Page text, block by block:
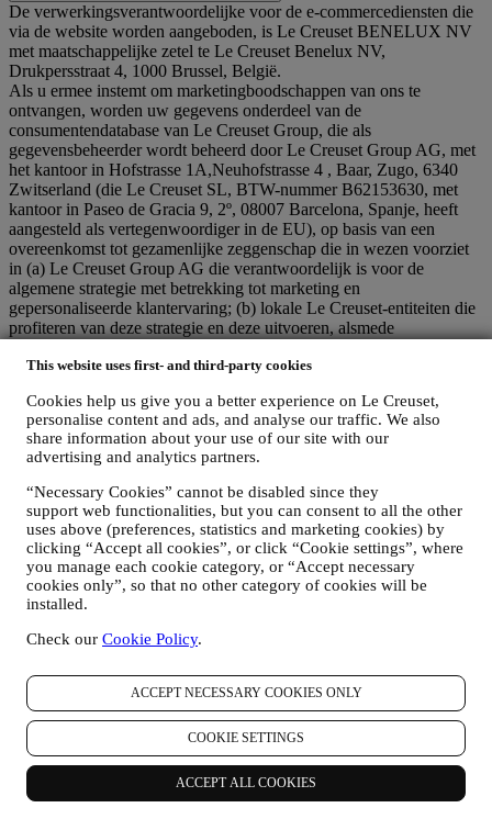
This website uses first- and third-party cookies
Cookies help us give you a better experience on Le Creuset,
personalise content and ads, and analyse our traffic. We also
share information about your use of our site with our
advertising and analytics partners.
“Necessary Cookies” cannot be disabled since they
support web functionalities, but you can consent to all the other
uses above (preferences, statistics and marketing cookies) by
clicking “Accept all cookies”, or click “Cookie settings”, where
you manage each cookie category, or “Accept necessary
cookies only”, so that no other category of cookies will be
installed.
Check our Cookie Policy.
ACCEPT NECESSARY COOKIES ONLY
COOKIE SETTINGS
ACCEPT ALL COOKIES
De verwerkingsverantwoordelijke voor de e-commercediensten die
via de website worden aangeboden, is Le Creuset BENELUX NV
met maatschappelijke zetel te Le Creuset Benelux NV,
Drukpersstraat 4, 1000 Brussel, België.
Als u ermee instemt om marketingboodschappen van ons te
ontvangen, worden uw gegevens onderdeel van de
consumentendatabase van Le Creuset Group, die als
gegevensbeheerder wordt beheerd door Le Creuset Group AG, met
het kantoor in Hofstrasse 1A,Neuhofstrasse 4 , Baar, Zugo, 6340
Zwitserland (die Le Creuset SL, BTW-nummer B62153630, met
kantoor in Paseo de Gracia 9, 2º, 08007 Barcelona, Spanje, heeft
aangesteld als vertegenwoordiger in de EU), op basis van een
overeenkomst tot gezamenlijke zeggenschap die in wezen voorziet
in (a) Le Creuset Group AG die verantwoordelijk is voor de
algemene strategie met betrekking tot marketing en
gepersonaliseerde klantervaring; (b) lokale Le Creuset-entiteiten die
profiteren van deze strategie en deze uitvoeren, alsmede
lokaal niveau (binnen een bepaald land); (c) beide gezamenlijk
rechten af te handelen.
3. WAAROM VERZAMELEN WIJ DEZE GEGEVENS?
Wij kunnen uw gegevens verwerken voor de volgende doeleinden:
VOOR ONZE WETTELIJKE VERPLICHTINGEN
Mogelijk moeten we bepaalde gegevens over u verwerken om
te voldoen aan onze wettelijke verplichtingen en andere
verplichtingen die voortvloeien uit instructies van de overheid.
OM EEN LE CREUSET-ACCOUNT AAN TE MAKEN
We zullen uw gegevens gebruiken om een Le Creuset-
account aan te maken die u toegang geeft tot een reeks
genieten van onze diensten, zoals sneller afrekenen, meerdere
Elke verwerkingsactiviteit is vereist om ons in staat te stellen
deze diensten aan u als Le Creuset-accounthouder te leveren.
OM UW BESTELLINGEN TE BEHEREN EN OM ONZE
PRODUCTEN, DIENSTEN EN ASSISTENTIE AAN U
TE LEVEREN
Wij zullen uw gegevens gebruiken om onze contractuele
relatie met u, uw aankoop van producten op de Website, uw